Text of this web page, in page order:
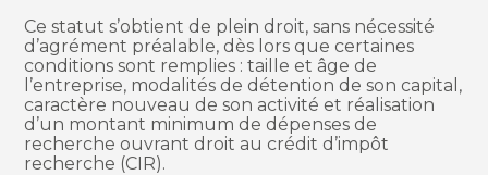
Ce statut s’obtient de plein droit, sans nécessité
d’agrément préalable, dès lors que certaines
conditions sont remplies : taille et âge de
l’entreprise, modalités de détention de son capital,
caractère nouveau de son activité et réalisation
d’un montant minimum de dépenses de
recherche ouvrant droit au crédit d’impôt
recherche (CIR).